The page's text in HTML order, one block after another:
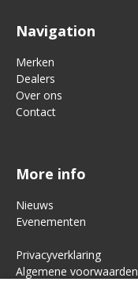
Navigation
Merken
Dealers
Over ons
Contact
More info
Nieuws
Evenementen
Privacyverklaring
Algemene voorwaarden